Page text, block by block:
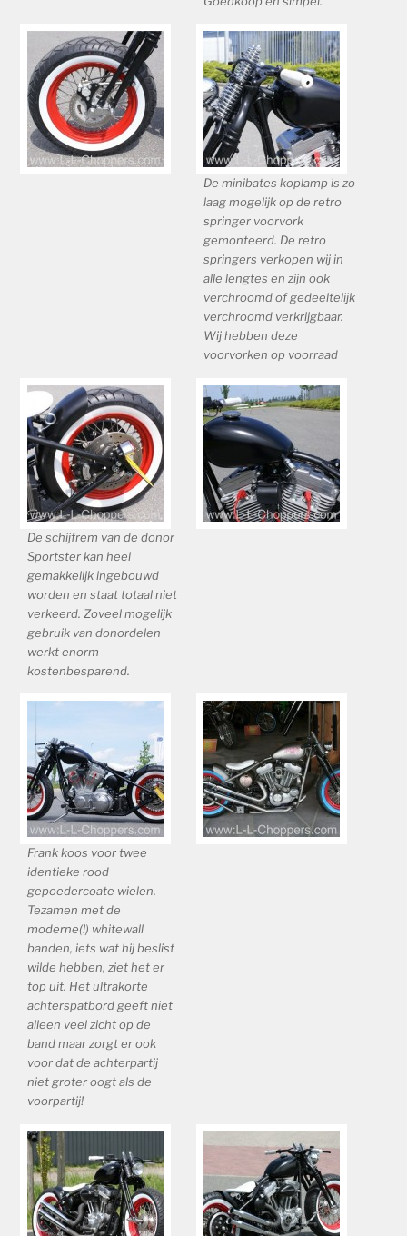
De minibates koplamp is zo
laag mogelijk op de retro
springer voorvork
gemonteerd. De retro
springers verkopen wij in
alle lengtes en zijn ook
verchroomd of gedeeltelijk
verchroomd verkrijgbaar.
Wij hebben deze
voorvorken op voorraad
De schijfrem van de donor
Sportster kan heel
gemakkelijk ingebouwd
worden en staat totaal niet
verkeerd. Zoveel mogelijk
gebruik van donordelen
werkt enorm
kostenbesparend.
Frank koos voor twee
identieke rood
gepoedercoate wielen.
Tezamen met de
moderne(!) whitewall
banden, iets wat hij beslist
wilde hebben, ziet het er
top uit. Het ultrakorte
achterspatbord geeft niet
alleen veel zicht op de
band maar zorgt er ook
voor dat de achterpartij
niet groter oogt als de
voorpartij!